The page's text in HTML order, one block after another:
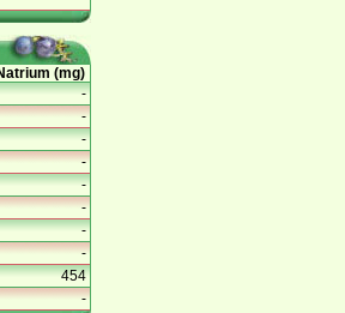
(mg)
-
-
-
-
-
-
-
-
454
-